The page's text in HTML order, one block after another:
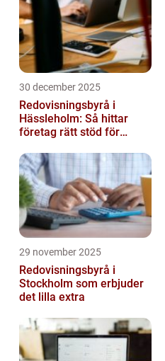
30 december 2025
Redovisningsbyrå i
Hässleholm: Så hittar
företag rätt stöd för
29 november 2025
Redovisningsbyrå i
Stockholm som erbjuder
det lilla extra